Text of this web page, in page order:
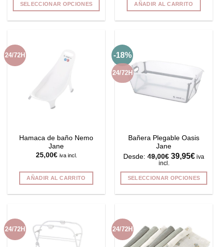
SELECCIONAR OPCIONES
variantes.
página
de
producto
AÑADIR AL CARRITO
24/72H
Hamaca de baño Nemo
Jane
25,00€ iva incl.
AÑADIR AL CARRITO
-18%
24/72H
Bañera Plegable Oasis
Jane
Desde: 49,00€ 39,95€ iva
incl.
SELECCIONAR OPCIONES
variantes.
Las
24/72H 24/72H